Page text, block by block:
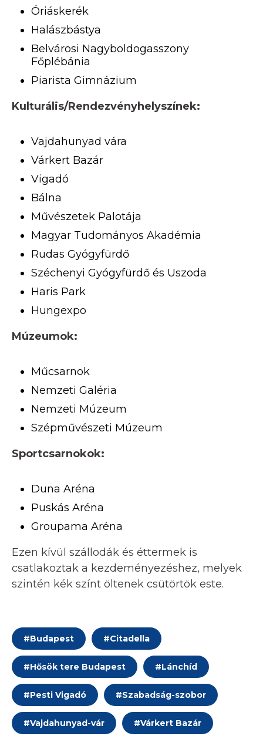
Óriáskerék
Halászbástya
Belvárosi Nagyboldogasszony
Főplébánia
Piarista Gimnázium
Kulturális/Rendezvényhelyszínek:
Vajdahunyad vára
Várkert Bazár
Vigadó
Bálna
Művészetek Palotája
Magyar Tudományos Akadémia
Rudas Gyógyfürdő
Széchenyi Gyógyfürdő és Uszoda
Haris Park
Hungexpo
Múzeumok:
Műcsarnok
Nemzeti Galéria
Nemzeti Múzeum
Szépművészeti Múzeum
Sportcsarnokok:
Duna Aréna
Puskás Aréna
Groupama Aréna
Ezen kívül szállodák és éttermek is
csatlakoztak a kezdeményezéshez, melyek
szintén kék színt öltenek csütörtök este.
#Budapest #Citadella
#Hősök tere Budapest #Lánchíd
#Pesti Vigadó #Szabadság-szobor
#Vajdahunyad-vár #Várkert Bazár